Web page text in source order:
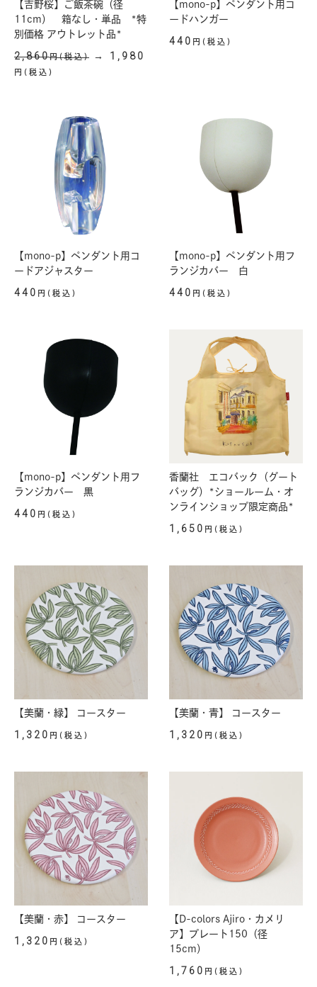
【吉野桜】ご飯茶碗（径
11cm） 箱なし・単品 *特
別価格 アウトレット品*
2,860円(税込) → 1,980
円(税込)
【mono-p】ペンダント用コ
ードハンガー
440 円(税込)
【mono-p】ペンダント用コ
ードアジャスター
440 円(税込)
【mono-p】ペンダント用フ
ランジカバー 白
440 円(税込)
【mono-p】ペンダント用フ
ランジカバー 黒
440 円(税込)
香蘭社 エコバック（グート
バッグ）*ショールーム・オ
ンラインショップ限定商品*
1,650 円(税込)
【美蘭・緑】 コースター
1,320 円(税込)
【美蘭・青】 コースター
1,320 円(税込)
【美蘭・赤】 コースター
1,320 円(税込)
【D-colors Ajiro・カメリ
ア】プレート150（径
15cm）
1,760 円(税込)